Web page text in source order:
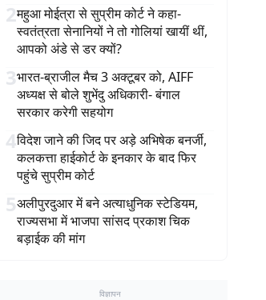
2महुआ मोईत्रा से सुप्रीम कोर्ट ने कहा-
स्वतंत्रता सेनानियों ने तो गोलियां खायीं थीं,
आपको अंडे से डर क्यों?
3भारत-ब्राजील मैच 3 अक्टूबर को, AIFF
अध्यक्ष से बोले शुभेंदु अधिकारी- बंगाल
सरकार करेगी सहयोग
4विदेश जाने की जिद पर अड़े अभिषेक बनर्जी,
कलकत्ता हाईकोर्ट के इनकार के बाद फिर
पहुंचे सुप्रीम कोर्ट
5अलीपुरदुआर में बने अत्याधुनिक स्टेडियम,
राज्यसभा में भाजपा सांसद प्रकाश चिक
बड़ाईक की मांग
विज्ञापन